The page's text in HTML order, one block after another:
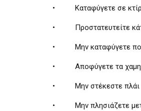
• Καταφύγετε σε
• Προστατευτείτε
• Μην καταφύγετε
• Αποφύγετε τα χαμηλά
• Μην στέκεστε πλάι σε
• Μην πλησιάζετε